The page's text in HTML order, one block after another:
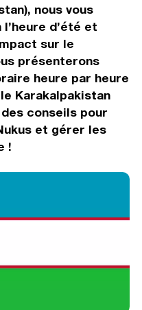
nous vous
d’été et
sur le
présenterons
heure par heure
Karakalpakistan
conseils pour
et gérer les
!